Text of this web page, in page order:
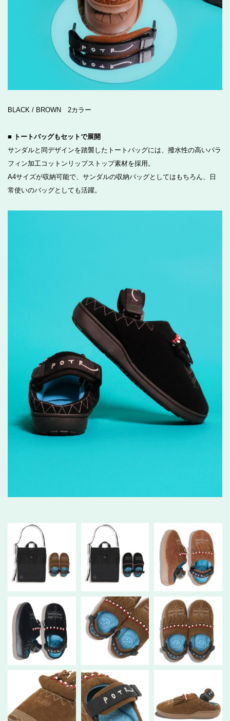
BLACK / BROWN 2カラー
■ トートバッグもセットで展開
サンダルと同デザインを踏襲したトートバッグには、撥水性の高いパラ
フィン加工コットンリップストップ素材を採用。
A4サイズが収納可能で、サンダルの収納バッグとしてはもちろん、日
常使いのバッグとしても活躍。